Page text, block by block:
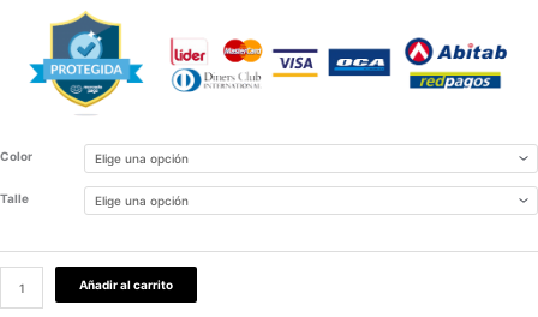
Color
Talle
Añadir al carrito